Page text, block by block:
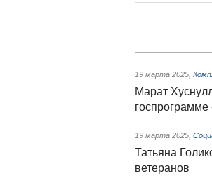
19 марта 2025
Марат
госпрограмме
19 марта 2025
Татьяна
ветеранов